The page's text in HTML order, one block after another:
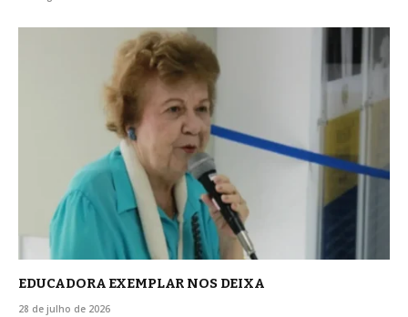
EDUCADORA EXEMPLAR NOS DEIXA
28 de julho de 2026